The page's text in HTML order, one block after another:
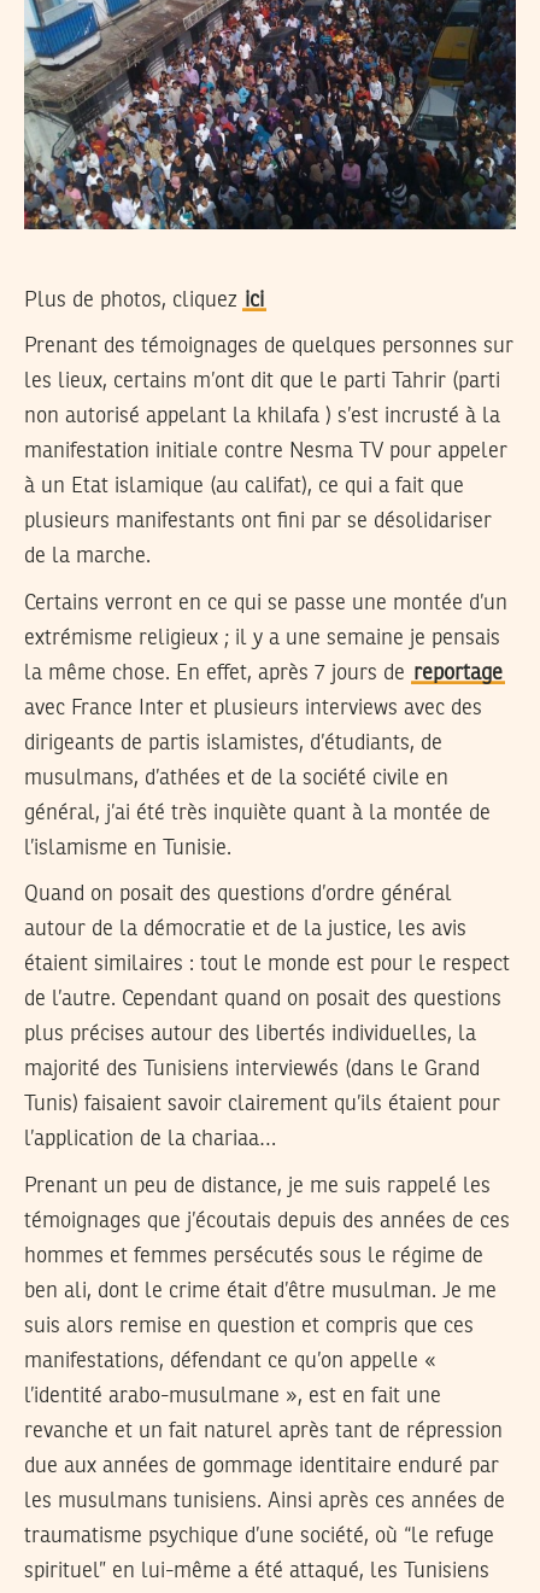
Plus de photos, cliquez ici
Prenant des témoignages de quelques personnes sur
les lieux, certains m’ont dit que le parti Tahrir (parti
non autorisé appelant la khilafa ) s’est incrusté à la
manifestation initiale contre Nesma TV pour appeler
à un Etat islamique (au califat), ce qui a fait que
plusieurs manifestants ont fini par se désolidariser
de la marche.
Certains verront en ce qui se passe une montée d’un
extrémisme religieux ; il y a une semaine je pensais
la même chose. En effet, après 7 jours de reportage
avec France Inter et plusieurs interviews avec des
dirigeants de partis islamistes, d’étudiants, de
musulmans, d’athées et de la société civile en
général, j’ai été très inquiète quant à la montée de
l’islamisme en Tunisie.
Quand on posait des questions d’ordre général
autour de la démocratie et de la justice, les avis
étaient similaires : tout le monde est pour le respect
de l’autre. Cependant quand on posait des questions
plus précises autour des libertés individuelles, la
majorité des Tunisiens interviewés (dans le Grand
Tunis) faisaient savoir clairement qu’ils étaient pour
l’application de la chariaa…
Prenant un peu de distance, je me suis rappelé les
témoignages que j’écoutais depuis des années de ces
hommes et femmes persécutés sous le régime de
ben ali, dont le crime était d’être musulman. Je me
suis alors remise en question et compris que ces
manifestations, défendant ce qu’on appelle «
l’identité arabo-musulmane », est en fait une
revanche et un fait naturel après tant de répression
due aux années de gommage identitaire enduré par
les musulmans tunisiens. Ainsi après ces années de
traumatisme psychique d’une société, où “le refuge
spirituel” en lui-même a été attaqué, les Tunisiens